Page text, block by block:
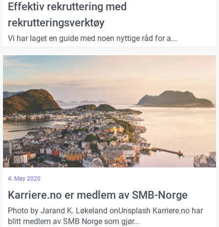
Effektiv rekruttering med
rekrutteringsverktøy
Vi har laget en guide med noen nyttige råd for a...
4. May 2020
Karriere.no er medlem av SMB-Norge
Photo by Jarand K. Løkeland onUnsplash Karriere.no har
blitt medlem av SMB Norge som gjør...